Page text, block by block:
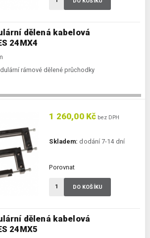
dělená kabelová
24MX4
rámové dělené průchodky
dělená kabelová
24MX5
1 260,00 Kč bez DPH
Skladem: dodání 7-14 dní
Porovnat
DO KOŠÍKU